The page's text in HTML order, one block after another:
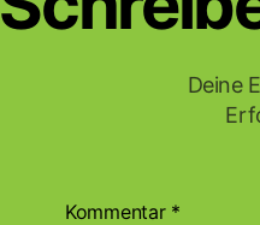
Deine
Kommentar *